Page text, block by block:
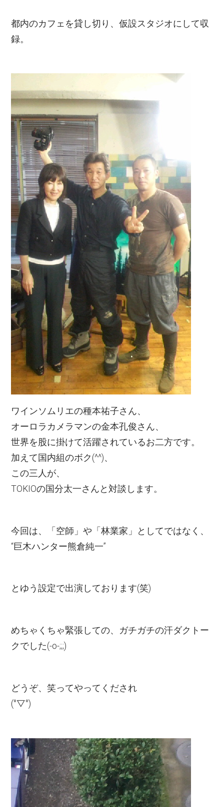
都内のカフェを貸し切り、仮設スタジオにして収
録。
ワインソムリエの種本祐子さん、
オーロラカメラマンの金本孔俊さん、
世界を股に掛けて活躍されているお二方です。
加えて国内組のボク(^^)、
この三人が、
TOKIOの国分太一さんと対談します。
今回は、「空師」や「林業家」としてではなく、
“巨木ハンター熊倉純一”
とゆう設定で出演しております(笑)
めちゃくちゃ緊張しての、ガチガチの汗ダクトー
クでした(-o-;;;)
どうぞ、笑ってやってくだされ
(°▽°)